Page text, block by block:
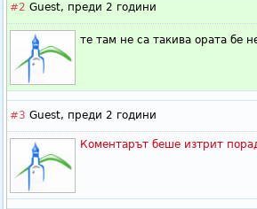
#2 Guest, преди 2 години
те там не са такива ората бе
#3 Guest, преди 2 години
Коментарът беше изтрит